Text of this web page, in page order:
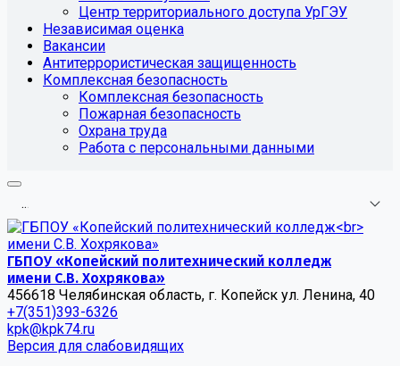
Центр территориального доступа УрГЭУ
Независимая оценка
Вакансии
Антитеррористическая защищенность
Комплексная безопасность
Комплексная безопасность
Пожарная безопасность
Охрана труда
Работа с персональными данными
...
ГБПОУ «Копейский политехнический колледж
имени С.В. Хохрякова»
456618 Челябинская область, г. Копейск ул. Ленина, 40
+7(351)393-6326
kpk@kpk74.ru
Версия для слабовидящих